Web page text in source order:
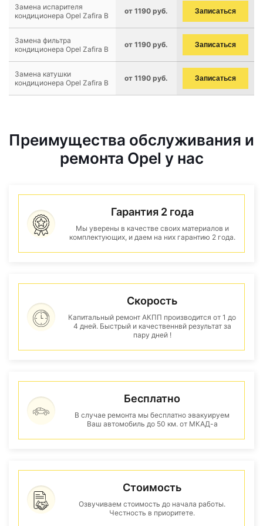
Замена испарителя
кондиционера Opel Zafira B
от 1190 руб. Записаться
Замена фильтра
кондиционера Opel Zafira B
от 1190 руб. Записаться
Замена катушки
кондиционера Opel Zafira B
от 1190 руб. Записаться
Преимущества обслуживания и
ремонта Opel у нас
Гарантия 2 года
Мы уверены в качестве своих материалов и
комплектующих, и даем на них гарантию 2 года.
Скорость
Капитальный ремонт АКПП производится от 1 до
4 дней. Быстрый и качественнвй результат за
пару дней !
Бесплатно
В случае ремонта мы бесплатно эвакуируем
Ваш автомобиль до 50 км. от МКАД-а
Стоимость
Озвучиваем стоимость до начала работы.
Честность в приоритете.